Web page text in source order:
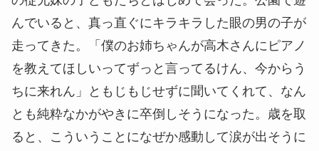
んでいると、真っ直ぐにキラキラした眼の男の子が
走ってきた。「僕のお姉ちゃんが高木さんにピアノ
を教えてほしいってずっと言ってるけん、今からう
ちに来れん」ともじもじせずに聞いてくれて、なん
とも純粋なかがやきに卒倒しそうになった。歳を取
ると、こういうことになぜか感動して涙が出そうに